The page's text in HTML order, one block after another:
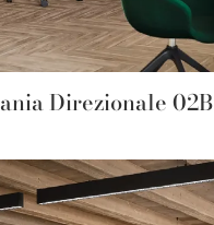
Direzionale 02B